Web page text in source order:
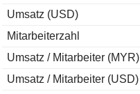
Umsatz (USD)
Mitarbeiterzahl
Umsatz / Mitarbeiter (MYR)
Umsatz / Mitarbeiter (USD)